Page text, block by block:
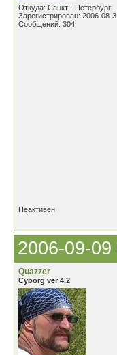
Откуда: Санкт - Петербург
Зарегистрирован: 2006-08-
Сообщений: 304
Неактивен
2006-09-
Quazzer
Cyborg ver 4.2